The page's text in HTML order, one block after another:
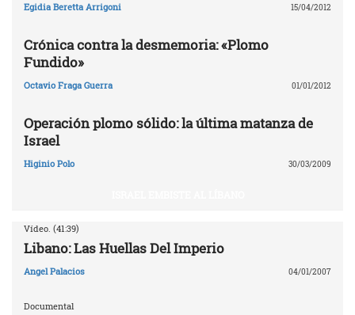
Egidia Beretta Arrigoni 15/04/2012
Crónica contra la desmemoria: «Plomo
Fundido»
Octavio Fraga Guerra 01/01/2012
Operación plomo sólido: la última matanza de
Israel
Higinio Polo 30/03/2009
Vídeo. (41:39)
Libano: Las Huellas Del Imperio
Angel Palacios 04/01/2007
Documental